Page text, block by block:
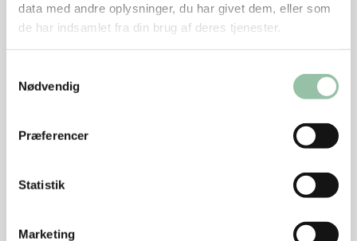
data med andre oplysninger, du har givet dem, eller som
de har indsamlet fra din brug af deres tjenester.
Nødvendig
Præferencer
Statistik
Marketing
Næringsindhold pr. person (ca. 835 g af retten)
kulhydrat: 71 g
kostfibre: 9 g